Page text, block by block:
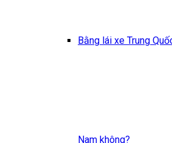
Bằng lái xe Trung
Nam không?